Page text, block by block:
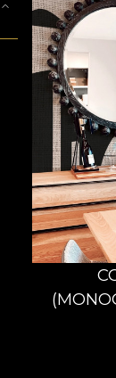
Cu tapetul
preferințe și
practică și
fiind foarte
poți
că bucură-
VLAdiLA și